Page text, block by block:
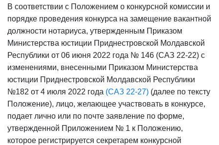
В соответствии с Положением о конкурсной комиссии и
порядке проведения конкурса на замещение вакантной
должности нотариуса, утвержденным Приказом
Министерства юстиции Приднестровской Молдавской
Республики от 06 июня 2022 года № 146 (САЗ 22-22) с
изменениями, внесенными Приказом Министерства
юстиции Приднестровской Молдавской Республики
№182 от 4 июля 2022 года (САЗ 22-27) (далее по тексту
Положение), лицо, желающее участвовать в конкурсе,
подает лично или по почте заявление по форме,
утвержденной Приложением № 1 к Положению,
которое регистрируется секретарем конкурсной